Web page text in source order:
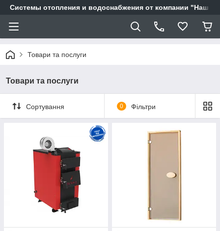
Системы отопления и водоснабжения от компании "Наш
Товари та послуги
Товари та послуги
Сортування 0 Фільтри